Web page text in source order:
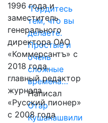
"Гордитесь
тем, что вы
делаете.
Простые и
очень
сложные
времена…
Написал
Отар
Кушанашвили
1996 года и
заместитель
генерального
директора ОАО
«Коммерсантъ» с
2018 года,
главный редактор
журнала
«Русский пионер»
с 2008 года